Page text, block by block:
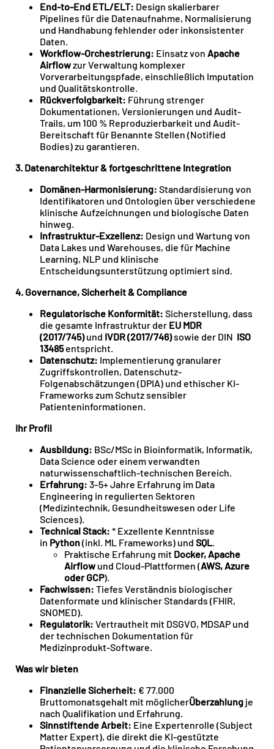
End-to-End ETL/ELT: Design skalierbarer
Pipelines für die Datenaufnahme, Normalisierung
und Handhabung fehlender oder inkonsistenter
Daten.
Workflow-Orchestrierung: Einsatz von Apache
Airflowzur Verwaltung komplexer
Vorverarbeitungspfade, einschließlich Imputation
und Qualitätskontrolle.
Rückverfolgbarkeit: Führung strenger
Dokumentationen, Versionierungen und Audit-
Trails, um 100 % Reproduzierbarkeit und Audit-
Bereitschaft für Benannte Stellen (Notified
Bodies) zu garantieren.
3. Datenarchitektur & fortgeschrittene Integration
Domänen-Harmonisierung: Standardisierung von
Identifikatoren und Ontologien über verschiedene
klinische Aufzeichnungen und biologische Daten
hinweg.
Infrastruktur-Exzellenz: Design und Wartung von
Data Lakes und Warehouses, die für Machine
Learning, NLP und klinische
Entscheidungsunterstützung optimiert sind.
4. Governance, Sicherheit & Compliance
Regulatorische Konformität: Sicherstellung, dass
die gesamte Infrastruktur der EU MDR
(2017/745)und IVDR (2017/746)sowie der DIN ISO
13485entspricht.
Datenschutz: Implementierung granularer
Zugriffskontrollen, Datenschutz-
Folgenabschätzungen (DPIA) und ethischer KI-
Frameworks zum Schutz sensibler
Patienteninformationen.
Ihr Profil
Ausbildung: BSc/MSc in Bioinformatik, Informatik,
Data Science oder einem verwandten
naturwissenschaftlich-technischen Bereich.
Erfahrung: 3–5+ Jahre Erfahrung im Data
Engineering in regulierten Sektoren
(Medizintechnik, Gesundheitswesen oder Life
Sciences).
Technical Stack: * Exzellente Kenntnisse
in Python(inkl. ML Frameworks) und SQL.
Praktische Erfahrung mit Docker, Apache
Airflow und Cloud-Plattformen (AWS, Azure
oder GCP).
Fachwissen: Tiefes Verständnis biologischer
Datenformate und klinischer Standards (FHIR,
SNOMED).
Regulatorik: Vertrautheit mit DSGVO, MDSAP und
der technischen Dokumentation für
Medizinprodukt-Software.
Was wir bieten
Finanzielle Sicherheit: € 77.000
Bruttomonatsgehalt mit möglicherÜberzahlung je
nach Qualifikation und Erfahrung.
Sinnstiftende Arbeit: Eine Expertenrolle (Subject
Matter Expert), die direkt die KI-gestützte